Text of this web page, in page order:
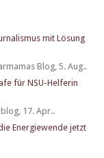
mit Lösung
Blog 5. Aug..
für NSU-Helferin
blog 17. Apr..
Energiewende jetzt